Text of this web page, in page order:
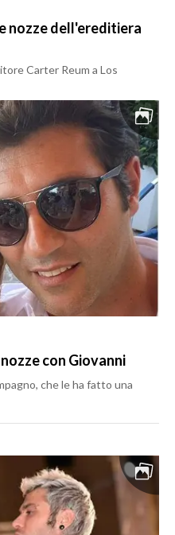
nozze dell'ereditiera
Carter Reum a Los
con Giovanni
che le ha fatto una